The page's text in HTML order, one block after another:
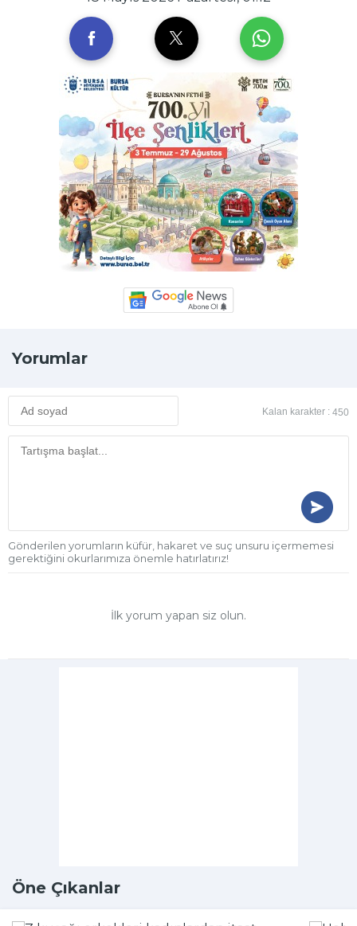
Yorumlar
Kalan karakter : 450
Gönderilen yorumların küfür, hakaret ve suç unsuru içermemesi
gerektiğini okurlarımıza önemle hatırlatırız!
İlk yorum yapan siz olun.
Öne Çıkanlar